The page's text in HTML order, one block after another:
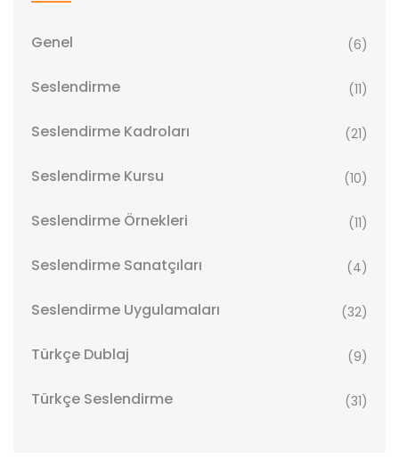
Genel (6)
Seslendirme (11)
Seslendirme Kadroları (21)
Seslendirme Kursu (10)
Seslendirme Örnekleri (11)
Seslendirme Sanatçıları (4)
Seslendirme Uygulamaları (32)
Türkçe Dublaj (9)
Türkçe Seslendirme (31)